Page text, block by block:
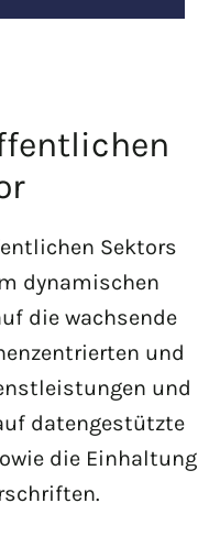
Sektors
dynamischen
die wachsende
und
und
datengestützte
die Einhaltung